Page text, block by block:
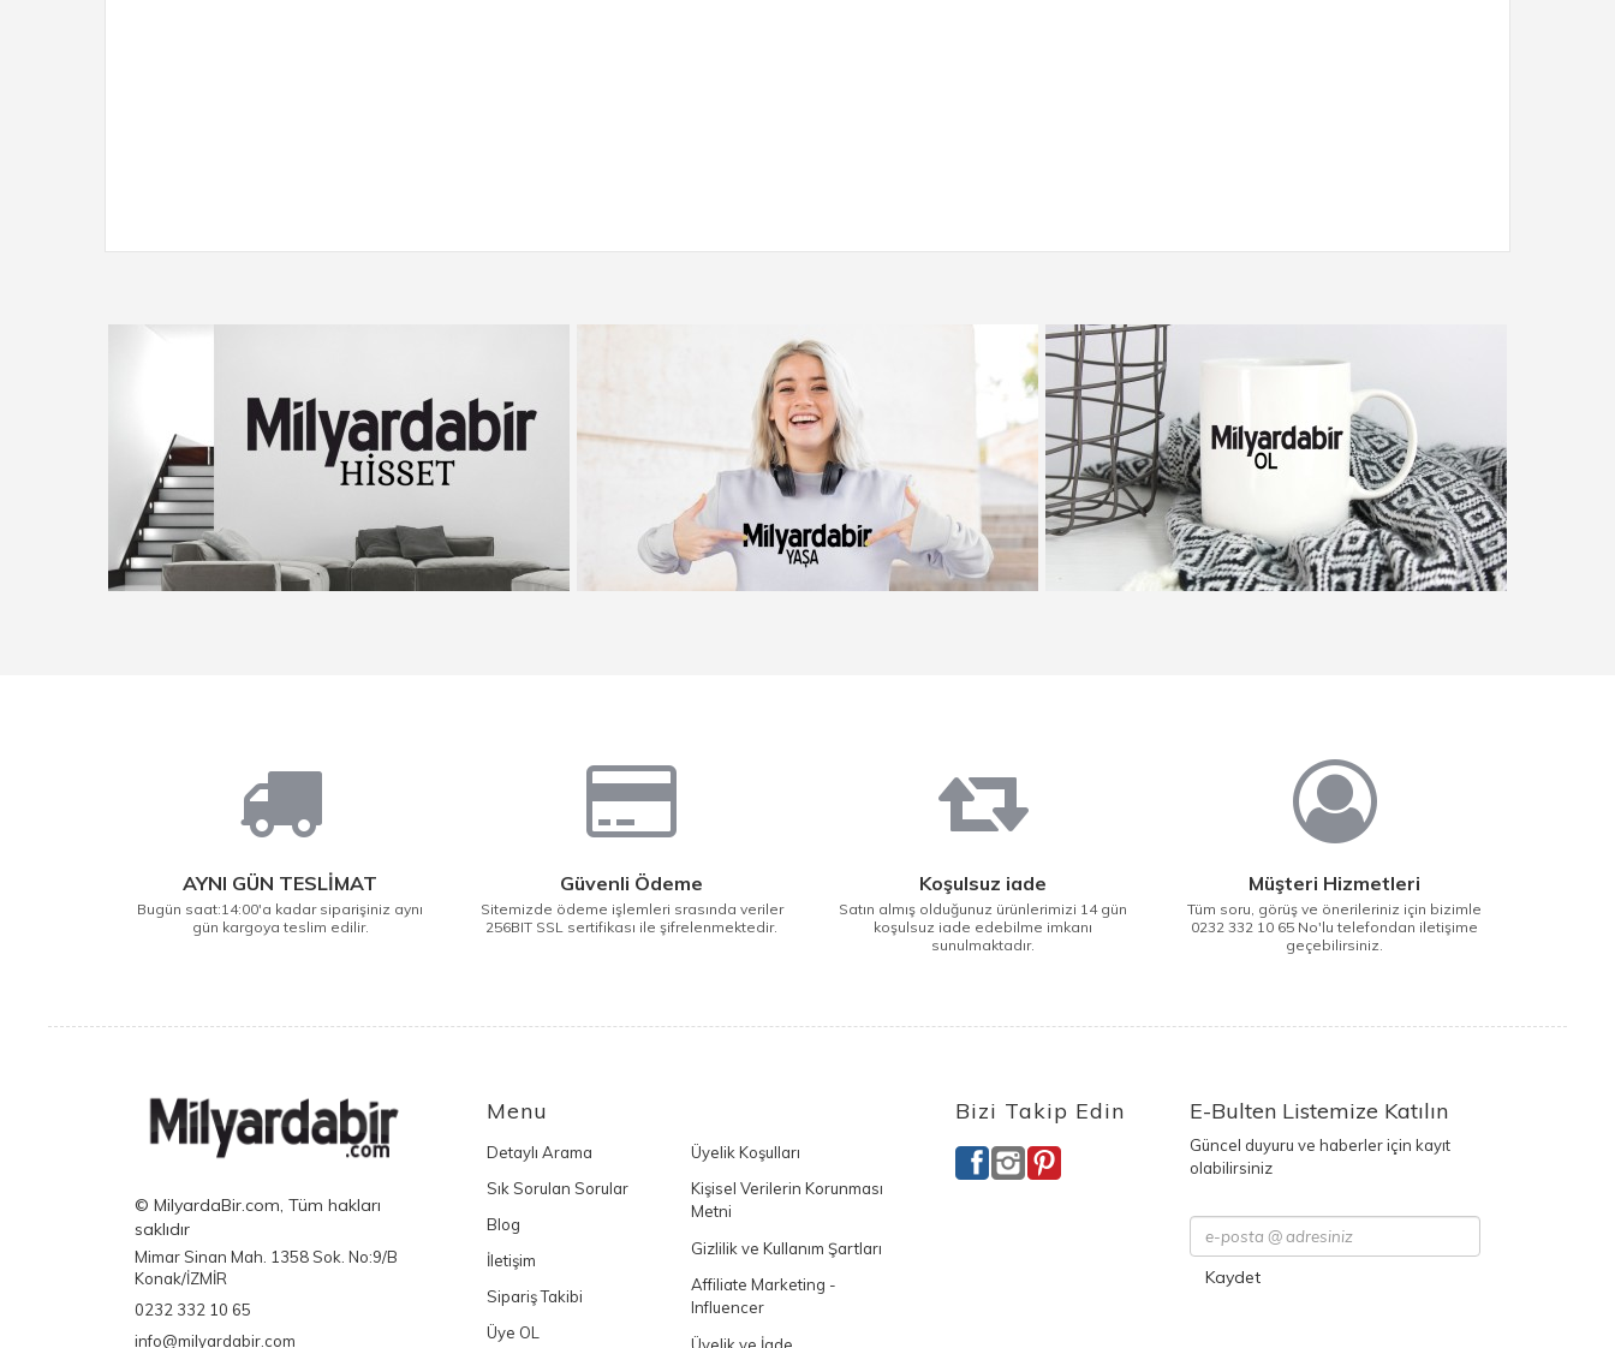
AYNI GÜN TESLİMAT
Bugün saat:14:00'a kadar siparişiniz aynı
gün kargoya teslim edilir.
Güvenli Ödeme
Sitemizde ödeme işlemleri srasında veriler
256BIT SSL sertifikası ile şifrelenmektedir.
Koşulsuz iade
Satın almış olduğunuz ürünlerimizi 14 gün
koşulsuz iade edebilme imkanı
sunulmaktadır.
Müşteri Hizmetleri
Tüm soru, görüş ve önerileriniz için bizimle
0232 332 10 65 No'lu telefondan iletişime
geçebilirsiniz.
© MilyardaBir.com, Tüm hakları
saklıdır
Mimar Sinan Mah. 1358 Sok. No:9/B
Konak/İZMİR
0232 332 10 65
info@milyardabir.com
Menu
Detaylı Arama
Sık Sorulan Sorular
Blog
İletişim
Sipariş Takibi
Üye OL
Üyelik Koşulları
Kişisel Verilerin Korunması
Metni
Gizlilik ve Kullanım Şartları
Affiliate Marketing -
Influencer
Bizi Takip Edin E-Bulten Listemize Katılın
Güncel duyuru ve haberler için kayıt
olabilirsiniz
Kaydet